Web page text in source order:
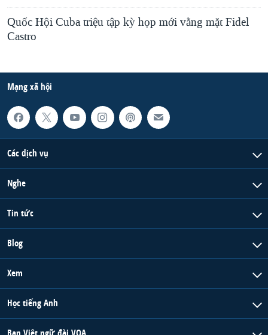
Quốc Hội Cuba triệu tập kỳ họp mới vằng mặt Fidel
Castro
Mạng xã hội
Các dịch vụ
Nghe
Tin tức
Blog
Xem
Học tiếng Anh